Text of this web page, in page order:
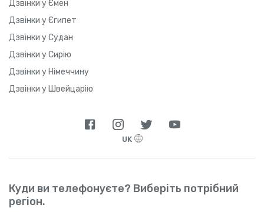
Дзвінки у Ємен
Дзвінки у Єгипет
Дзвінки у Судан
Дзвінки у Сирію
Дзвінки у Німеччину
Дзвінки у Швейцарію
UK
Куди ви телефонуєте? Виберіть потрібний
регіон.